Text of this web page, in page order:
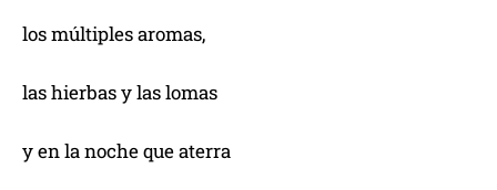
los múltiples aromas,
las hierbas y las lomas
y en la noche que aterra